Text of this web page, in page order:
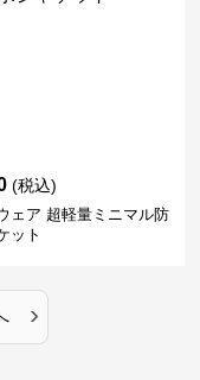
(税込)
ェア 超軽量ミニマル防
ット
›